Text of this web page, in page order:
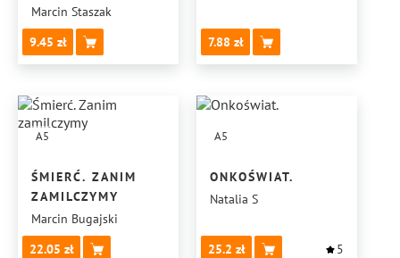
Marcin Staszak
9.45
7.88
A5
ŚMIERĆ. ZANIM
ZAMILCZYMY
Marcin Bugajski
22.05
A5
ONKOŚWIAT.
Natalia S
25.2 5